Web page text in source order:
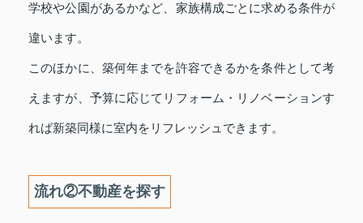
学校や公園があるかなど、家族構成ごとに求める条件が
違います。
このほかに、築何年までを許容できるかを条件として考
えますが、予算に応じてリフォーム・リノベーションす
れば新築同様に室内をリフレッシュできます。
流れ②不動産を探す